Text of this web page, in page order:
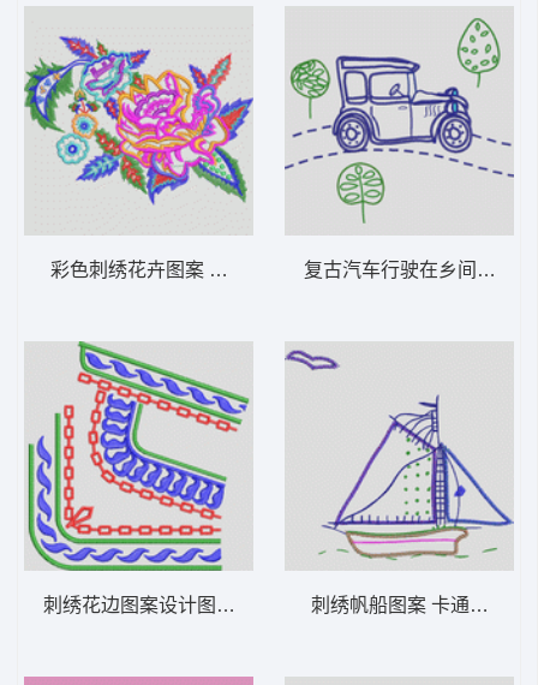
彩色刺绣花卉图案 女装服装时装
刺绣花边图案设计图 女装服装时装 刺绣帆船图案 卡通童